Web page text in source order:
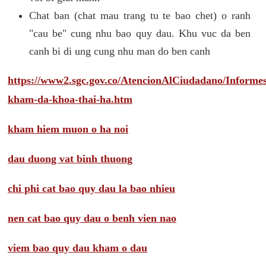
Chat ban (chat mau trang tu te bao chet) o ranh
"cau be" cung nhu bao quy dau. Khu vuc da ben
canh bi di ung cung nhu man do ben canh
https://www2.sgc.gov.co/AtencionAlCiudadano/
kham-da-khoa-thai-ha.htm
kham hiem muon o ha noi
dau duong vat binh thuong
chi phi cat bao quy dau la bao nhieu
nen cat bao quy dau o benh vien nao
viem bao quy dau kham o dau